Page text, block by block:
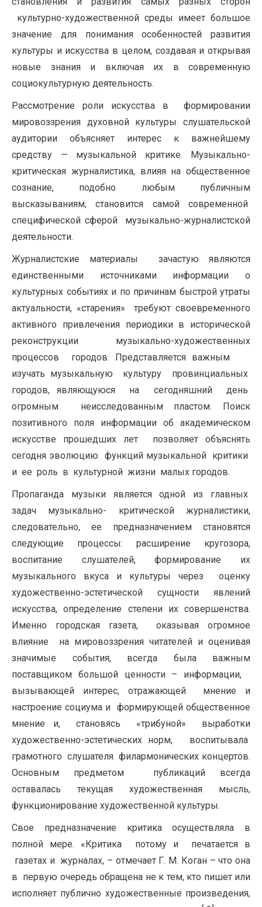
культурно-художественной среды имеет большое
значение для понимания особенностей развития
культуры и искусства в целом, создавая и открывая
новые знания и включая их в современную
социокультурную деятельность.
Рассмотрение роли искусства в формировании
мировоззрения духовной культуры слушательской
аудитории объясняет интерес к важнейшему
средству — музыкальной критике. Музыкально-
критическая журналистика, влияя на общественное
сознание, подобно любым публичным
высказываниям, становится самой современной
специфической сферой музыкально-журналистской
деятельности.
Журналистские материалы зачастую являются
единственными источниками информации о
культурных событиях и по причинам быстрой утраты
актуальности, «старения» требуют своевременного
активного привлечения периодики в исторической
реконструкции музыкально-художественных
процессов городов. Представляется важным
изучать музыкальную культуру провинциальных
городов, являющуюся на сегодняшний день
огромным неисследованным пластом. Поиск
позитивного поля информации об академическом
искусстве прошедших лет позволяет объяснять
сегодня эволюцию
функций музыкальной критики
и ее роль в культурной жизни малых городов.
Пропаганда музыки является одной из главных
задач музыкально- критической журналистики,
следовательно, ее предназначением становятся
следующие процессы: расширение кругозора,
воспитание слушателей, формирование их
музыкального вкуса и культуры через оценку
художественно-эстетической сущности явлений
искусства, определение степени их совершенства.
Именно городская газета, оказывая огромное
влияние на мировоззрения читателей и оценивая
значимые события, всегда была важным
поставщиком большой ценности – информации,
вызывающей интерес, отражающей мнение и
настроение социума и формирующей общественное
мнение и, становясь «трибуной» выработки
художественно-эстетических норм, воспитывала
грамотного слушателя филармонических концертов.
Основным предметом публикаций всегда
оставалась текущая художественная мысль,
функционирование художественной культуры.
Свое предназначение критика осуществляла в
полной мере. «Критика потому и печатается в
газетах и журналах, – отмечает Г. М. Коган – что она
в первую очередь обращена не к тем, кто пишет или
исполняет публично художественные произведения,